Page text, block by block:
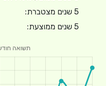
5 שנים מצטברת:
5 שנים ממוצעת: